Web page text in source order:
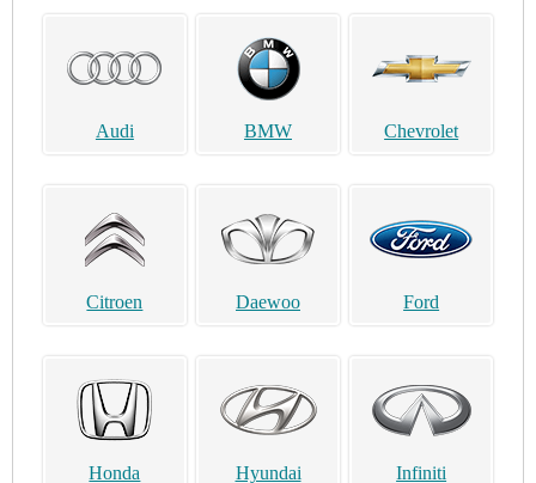
Audi BMW Chevrolet
Citroen Daewoo Ford
Honda Hyundai Infiniti